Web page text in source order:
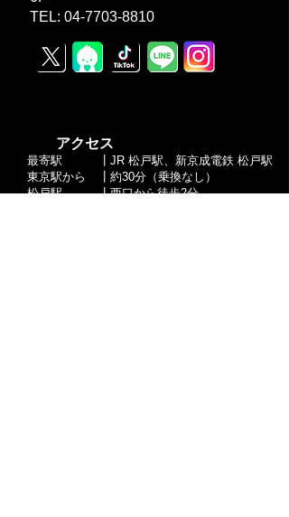
TEL: 04-7703-8810
┃JR 松戸駅、新京成電鉄 松戸駅
┃約30分（乗換なし）
┃西口から徒歩2分
​ アクセス
最寄駅
東京駅から
​松戸駅